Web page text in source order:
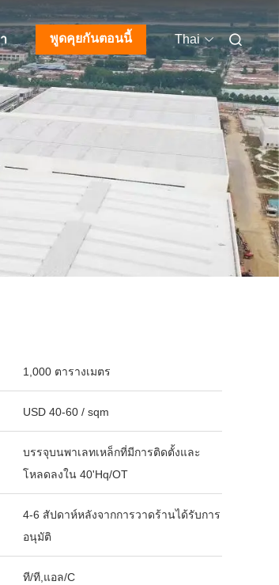
พูดคุยกันตอนนี้ Thai
1,000 ตารางเมตร
USD 40-60 / sqm
บรรจุบนพาเลทเหล็กที่มีการติดตั้งและ
โหลดลงใน 40'Hq/OT
4-6 สัปดาห์หลังจากการวาดร้านได้รับการ
อนุมัติ
ที/ที,แอล/C